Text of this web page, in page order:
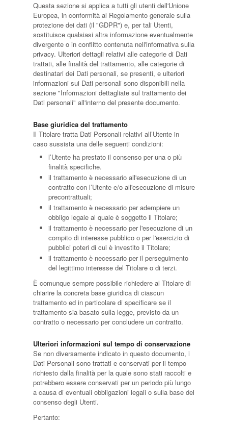
Questa sezione si applica a tutti gli utenti dell'Unione
Europea, in conformità al Regolamento generale sulla
protezione dei dati (il "GDPR") e, per tali Utenti,
sostituisce qualsiasi altra informazione eventualmente
divergente o in conflitto contenuta nell'informativa sulla
privacy. Ulteriori dettagli relativi alle categorie di Dati
trattati, alle finalità del trattamento, alle categorie di
destinatari dei Dati personali, se presenti, e ulteriori
informazioni sui Dati personali sono disponibili nella
sezione "Informazioni dettagliate sul trattamento dei
Dati personali" all'interno del presente documento.
Base giuridica del trattamento
Il Titolare tratta Dati Personali relativi all’Utente in
caso sussista una delle seguenti condizioni:
l’Utente ha prestato il consenso per una o più
finalità specifiche.
il trattamento è necessario all'esecuzione di un
contratto con l’Utente e/o all'esecuzione di misure
precontrattuali;
il trattamento è necessario per adempiere un
obbligo legale al quale è soggetto il Titolare;
il trattamento è necessario per l'esecuzione di un
compito di interesse pubblico o per l'esercizio di
pubblici poteri di cui è investito il Titolare;
il trattamento è necessario per il perseguimento
del legittimo interesse del Titolare o di terzi.
È comunque sempre possibile richiedere al Titolare di
chiarire la concreta base giuridica di ciascun
trattamento ed in particolare di specificare se il
trattamento sia basato sulla legge, previsto da un
contratto o necessario per concludere un contratto.
Ulteriori informazioni sul tempo di conservazione
Se non diversamente indicato in questo documento, i
Dati Personali sono trattati e conservati per il tempo
richiesto dalla finalità per la quale sono stati raccolti e
potrebbero essere conservati per un periodo più lungo
a causa di eventuali obbligazioni legali o sulla base del
consenso degli Utenti.
Pertanto: